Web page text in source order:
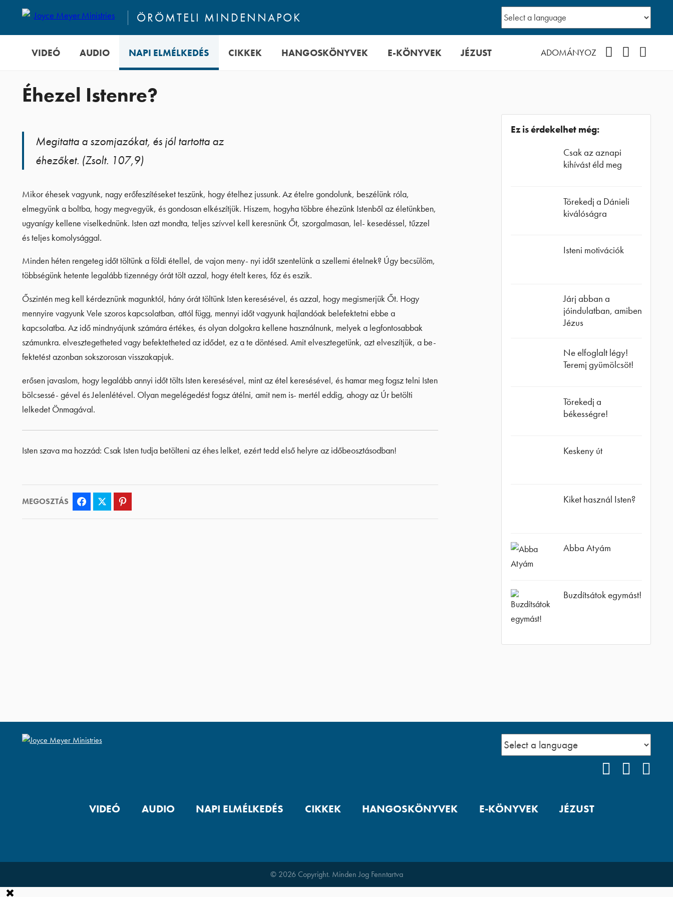
ÖRÖMTELI MINDENNAPOK
VIDEÓ AUDIO NAPI ELMÉLKEDÉS CIKKEK HANGOSKÖNYVEK E-KÖNYVEK JÉZUST ADOMÁNYOZ
Éhezel Istenre?
Megitatta a szomjazókat, és jól tartotta az
éhezőket. (Zsolt. 107,9)
Mikor éhesek vagyunk, nagy erőfeszítéseket teszünk, hogy ételhez jussunk. Az ételre gondolunk, beszélünk róla,
elmegyünk a boltba, hogy megvegyük, és gondosan elkészítjük. Hiszem, hogyha többre éhezünk Istenből az életünkben,
ugyanígy kellene viselkednünk. Isten azt mondta, teljes szívvel kell keresnünk Őt, szorgalmasan, lel- kesedéssel, tűzzel
és teljes komolysággal.
Minden héten rengeteg időt töltünk a földi étellel, de vajon meny- nyi időt szentelünk a szellemi ételnek? Úgy becsülöm,
többségünk hetente legalább tizennégy órát tölt azzal, hogy ételt keres, főz és eszik.
Őszintén meg kell kérdeznünk magunktól, hány órát töltünk Isten keresésével, és azzal, hogy megismerjük Őt. Hogy
mennyire vagyunk Vele szoros kapcsolatban, attól függ, mennyi időt vagyunk hajlandóak belefektetni ebbe a
kapcsolatba. Az idő mindnyájunk számára értékes, és olyan dolgokra kellene használnunk, melyek a legfontosabbak
számunkra. elvesztegetheted vagy befektetheted az idődet, ez a te döntésed. Amit elvesztegetünk, azt elveszítjük, a be-
fektetést azonban sokszorosan visszakapjuk.
erősen javaslom, hogy legalább annyi időt tölts Isten keresésével, mint az étel keresésével, és hamar meg fogsz telni Isten
bölcsessé- gével és Jelenlétével. Olyan megelégedést fogsz átélni, amit nem is- mertél eddig, ahogy az Úr betölti
lelkedet Önmagával.
Isten szava ma hozzád: Csak Isten tudja betölteni az éhes lelket, ezért tedd első helyre az időbeosztásodban!
MEGOSZTÁS Facebook Twitter
Ez is érdekelhet még:
Csak az aznapi
kihívást éld meg
Törekedj a Dánieli
kiválóságra
Isteni motivációk
Járj abban a
jóindulatban, amiben
Jézus
Ne elfoglalt légy!
Teremj gyümölcsöt!
Törekedj a
békességre!
Keskeny út
Kiket használ Isten?
Abba Atyám
Buzdítsátok egymást!
VIDEÓ AUDIO NAPI ELMÉLKEDÉS CIKKEK HANGOSKÖNYVEK E-KÖNYVEK JÉZUST
© 2026 Copyright. Minden Jog Fenntartva